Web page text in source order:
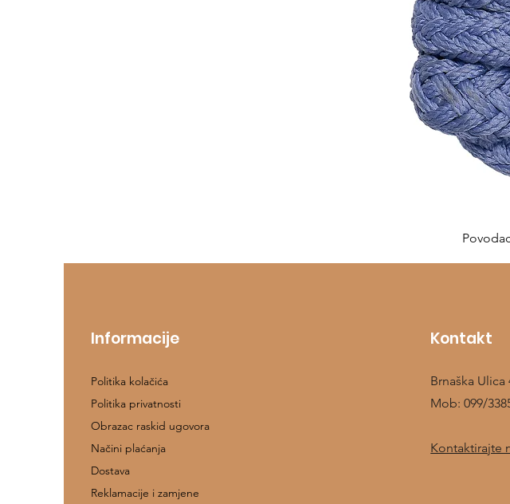
Informacije
Politika kolačića
Politika privatnosti
Obrazac raskid ugovora
Načini plaćanja
Dostava
Reklamacije i zamjene
Kontakt
Brnaška Ulica
Mob:099/
Kontaktirajte